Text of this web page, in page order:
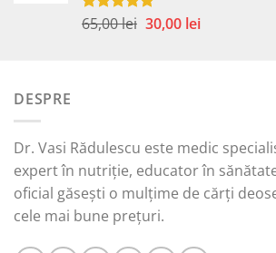
Evaluat la
65,00lei Prețul
30,00 leiPrețul
DESPRE
Dr. Vasi Rădulescu este medic
expert în nutriție, educator în
oficial găsești o mulțime de cărți
cele mai bune prețuri.